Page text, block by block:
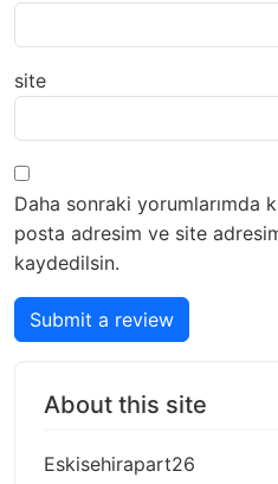
site
Daha sonraki yorumlarımda
posta adresim ve site
kaydedilsin.
Submit a review
About this site
Eskisehirapart26